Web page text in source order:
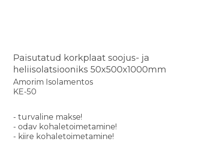
Paisutatud korkplaat soojus- ja
heliisolatsiooniks 50x500x1000mm
Amorim Isolamentos
KE-50
- turvaline makse!
- odav kohaletoimetamine!
- kiire kohaletoimetamine!